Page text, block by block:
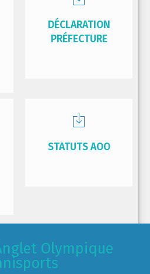
DÉCLARATION
PRÉFECTURE
STATUTS AOO
Olympique